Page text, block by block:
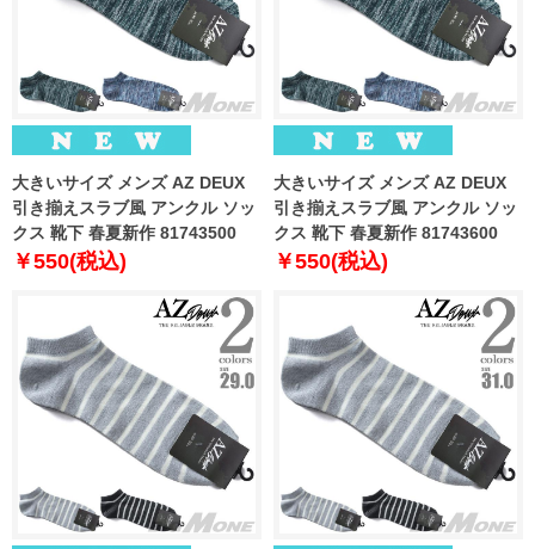
大きいサイズ メンズ AZ DEUX
引き揃えスラブ風 アンクル ソッ
クス 靴下 春夏新作 81743500
￥550(税込)
大きいサイズ メンズ AZ DEUX
引き揃えスラブ風 アンクル ソッ
クス 靴下 春夏新作 81743600
￥550(税込)